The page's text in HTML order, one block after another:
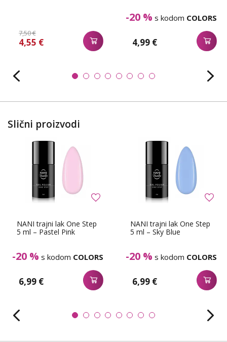
7,50 €
4,55 €
-20 % s kodom COLORS
4,99 €
Slični proizvodi
NANI trajni lak One Step
5 ml – Pastel Pink
-20 % s kodom COLORS
6,99 €
NANI trajni lak One Step
5 ml – Sky Blue
-20 % s kodom COLORS
6,99 €